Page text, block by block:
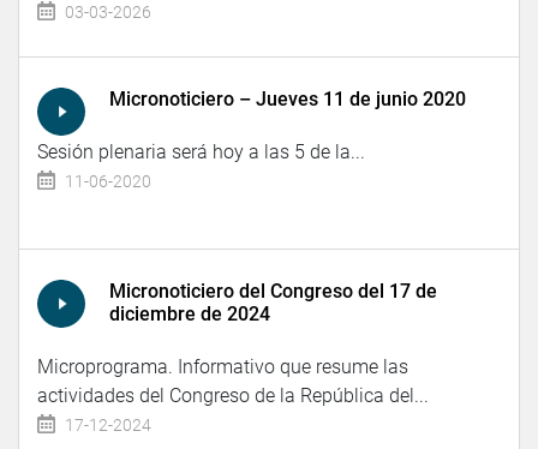
03-03-2026
Micronoticiero – Jueves 11 de junio 2020
Sesión plenaria será hoy a las 5 de la...
11-06-2020
Micronoticiero del Congreso del 17 de
diciembre de 2024
Microprograma. Informativo que resume las
actividades del Congreso de la República del...
17-12-2024